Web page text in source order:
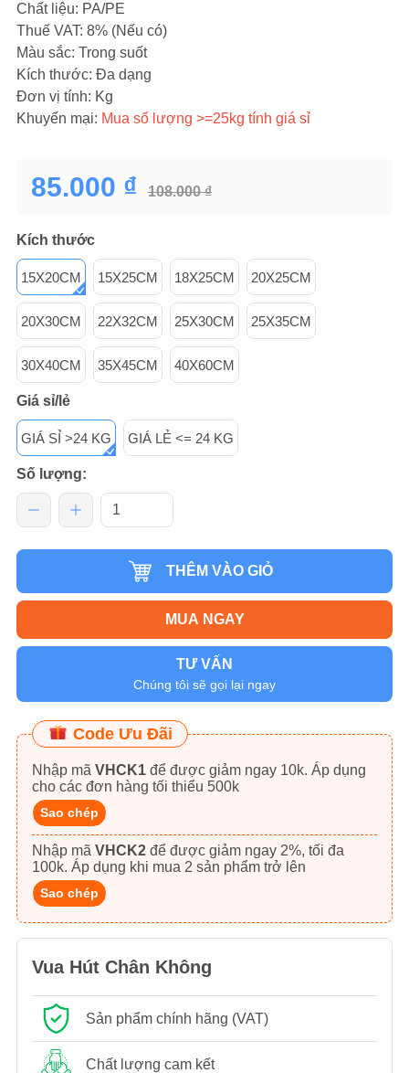
Chất liệu: PA/PE
Thuế VAT: 8% (Nếu có)
Màu sắc: Trong suốt
Kích thước: Đa dạng
Đơn vị tính: Kg
Khuyến mại: Mua số lượng >=25kg tính giá sỉ
85.000 ₫ 108.000 ₫
Kích thước
15X20CM 15X25CM 18X25CM 20X25CM
20X30CM 22X32CM 25X30CM 25X35CM
30X40CM 35X45CM 40X60CM
Giá sỉ/lẻ
GIÁ SỈ >24 KG GIÁ LẺ <= 24 KG
Số lượng:
THÊM VÀO GIỎ
MUA NGAY
TƯ VẤN
Chúng tôi sẽ gọi lại ngay
Code Ưu Đãi
Nhập mã VHCK1
cho các đơn hàng tối thiểu 500k
Sao chép
Nhập mã VHCK2
100k. Áp dụng khi mua 2 sản phẩm trở lên
Sao chép
Vua Hút Chân Không
Sản phẩm chính hãng (VAT)
Chất lượng cam kết